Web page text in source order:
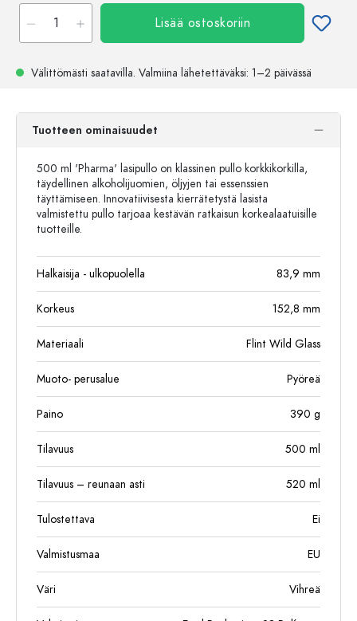
Lisää ostoskoriin
Välittömästi saatavilla. Valmiina lähetettäväksi: 1–2 päivässä
Tuotteen ominaisuudet
500 ml 'Pharma' lasipullo on klassinen pullo korkkikorkilla,
täydellinen alkoholijuomien, öljyjen tai essenssien
täyttämiseen. Innovatiivisesta kierrätetystä lasista
valmistettu pullo tarjoaa kestävän ratkaisun korkealaatuisille
tuotteille.
Halkaisija - ulkopuolella 83,9 mm
Korkeus 152,8 mm
Materiaali Flint Wild Glass
Muoto- perusalue Pyöreä
Paino 390 g
Tilavuus 500 ml
Tilavuus – reunaan asti 520 ml
Tulostettava Ei
Valmistusmaa EU
Väri Vihreä